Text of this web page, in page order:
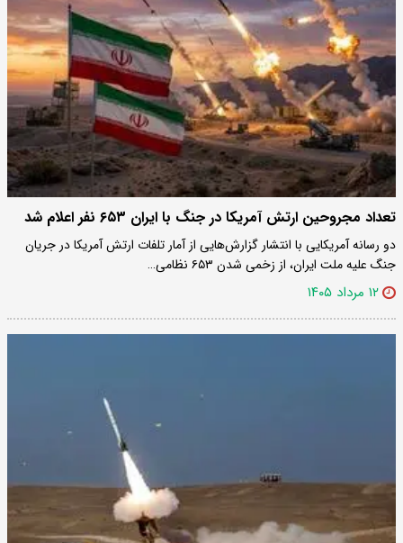
تعداد مجروحین ارتش آمریکا در جنگ با ایران ۶۵۳ نفر اعلام شد
دو رسانه آمریکایی با انتشار گزارش‌هایی از آمار تلفات ارتش آمریکا در جریان
جنگ علیه ملت ایران، از زخمی شدن ۶۵۳ نظامی…
۱۲ مرداد ۱۴۰۵